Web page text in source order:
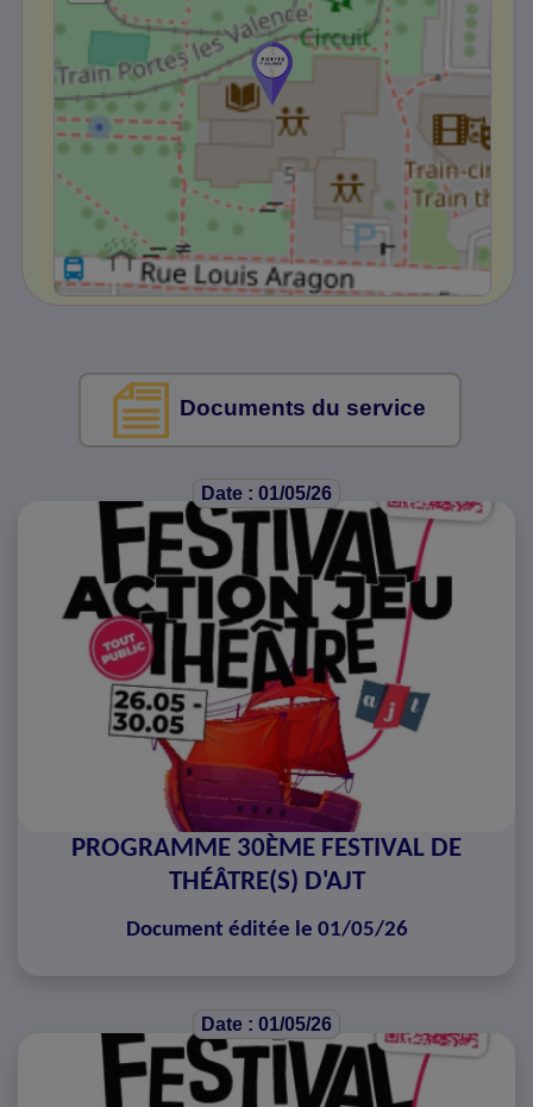
Documents du service
Date : 01/05/26
PROGRAMME 30ÈME FESTIVAL DE
THÉÂTRE(S) D'AJT
Document éditée le 01/05/26
Date : 01/05/26